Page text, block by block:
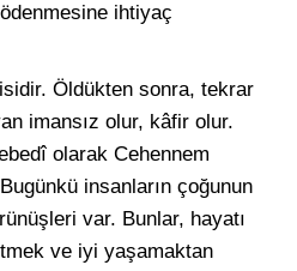
ihtiyaç
Öldükten sonra, tekrar
imansız olur, kâfir olur.
olarak Cehennem
insanların çoğunun
var. Bunlar, hayatı
ve iyi yaşamaktan